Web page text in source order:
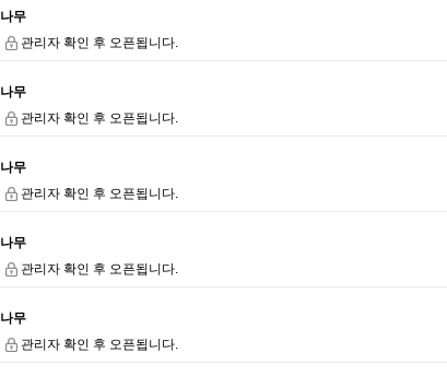
나무
관리자 확인 후 오픈됩니다.
나무
관리자 확인 후 오픈됩니다.
나무
관리자 확인 후 오픈됩니다.
나무
관리자 확인 후 오픈됩니다.
나무
관리자 확인 후 오픈됩니다.